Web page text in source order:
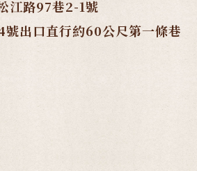
江路97巷2-1號
號出口直行約60公尺第一條巷